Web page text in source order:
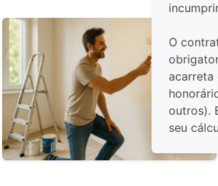
O
acarreta
outros).
seu